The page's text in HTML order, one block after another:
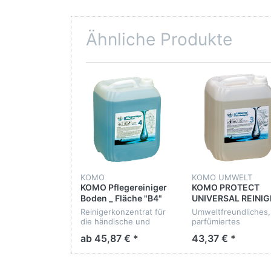
Ähnliche Produkte
KOMO
KOMO Pflegereiniger
Boden _ Fläche "B4"
10 Kg
Reinigerkonzentrat für
die händische und
Verwendung bei
ab 45,87 € *
KOMO UMWELT
KOMO PROTECT
UNIVERSAL
"P3" ÖKO
10 Kg
Umweltfreundliches,
parfümiertes
die
43,37 € *